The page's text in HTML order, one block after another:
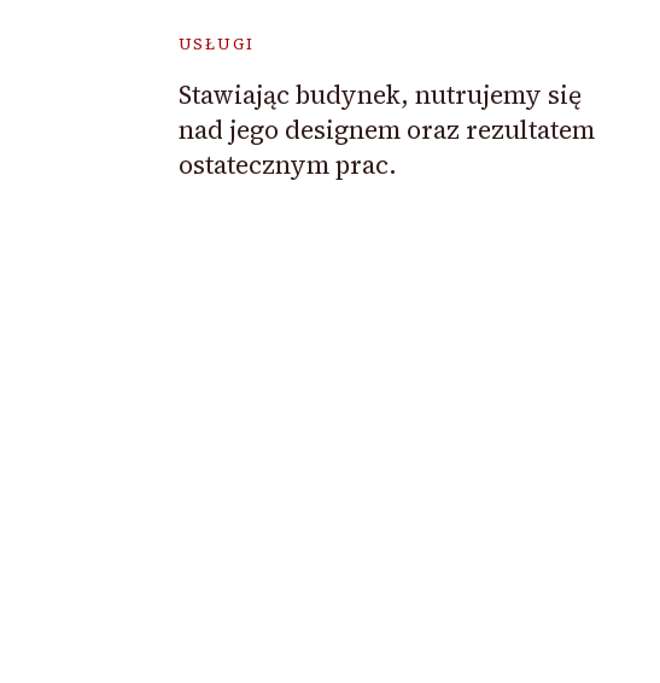
USŁUGI
Stawiając budynek, nutrujemy się
nad jego designem oraz rezultatem
ostatecznym prac.